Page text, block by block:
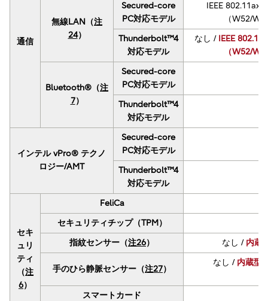
通信
無線LAN（注
24）
Secured-core
PC対応モデル
IEEE 802.11ax
（W52/
Thunderbolt™4
対応モデル
なし / IEEE
（W52/
Bluetooth®（注
7）
Secured-core
PC対応モデル
Thunderbolt™4
対応モデル
インテル vPro® テクノ
ロジー/AMT
Secured-core
PC対応モデル
Thunderbolt™4
対応モデル
セキ
ュリ
ティ
（注
6）
FeliCa
セキュリティチップ（TPM）
指紋センサー（注26） なし / 内蔵
手のひら静脈センサー（注27）
なし / 内蔵型
スマートカード